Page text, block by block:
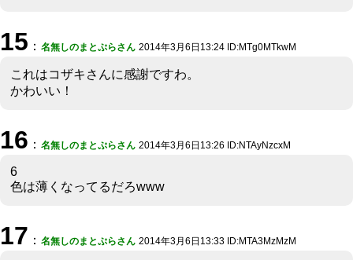
15 ： 名無しのまとぷらさん 2014年3月6日13:24 ID:MTg0MTkwM
これはコザキさんに感謝ですわ。
かわいい！
16 ： 名無しのまとぷらさん 2014年3月6日13:26 ID:NTAyNzcxM
6
色は薄くなってるだろwww
17 ： 名無しのまとぷらさん 2014年3月6日13:33 ID:MTA3MzMzM